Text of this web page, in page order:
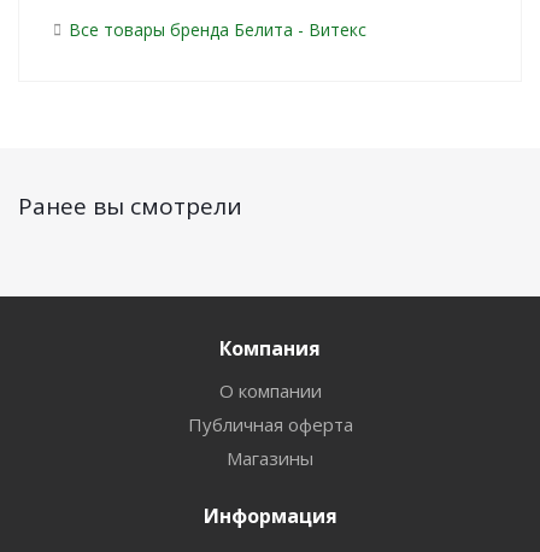
Все товары бренда Белита - Витекс
Ранее вы смотрели
Компания
О компании
Публичная оферта
Магазины
Информация